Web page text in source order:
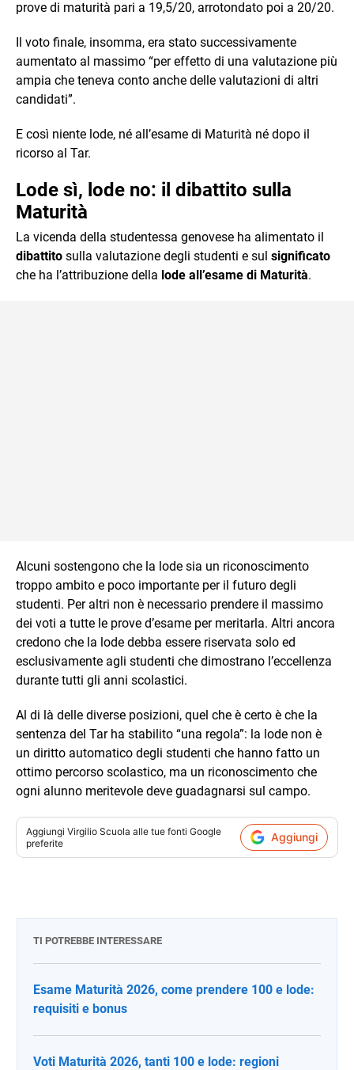
prove di maturità pari a 19,5/20, arrotondato poi a 20/20.
Il voto finale, insomma, era stato successivamente
aumentato al massimo “per effetto di una valutazione più
ampia che teneva conto anche delle valutazioni di altri
candidati”.
E così niente lode, né all’esame di Maturità né dopo il
ricorso al Tar.
Lode sì, lode no: il dibattito sulla
Maturità
La vicenda della studentessa genovese ha alimentato il
dibattito sulla valutazione degli studenti e sul significato
che ha l’attribuzione della lode all’esame di Maturità.
Alcuni sostengono che la lode sia un riconoscimento
troppo ambito e poco importante per il futuro degli
studenti. Per altri non è necessario prendere il massimo
dei voti a tutte le prove d’esame per meritarla. Altri ancora
credono che la lode debba essere riservata solo ed
esclusivamente agli studenti che dimostrano l’eccellenza
durante tutti gli anni scolastici.
Al di là delle diverse posizioni, quel che è certo è che la
sentenza del Tar ha stabilito “una regola”: la lode non è
un diritto automatico degli studenti che hanno fatto un
ottimo percorso scolastico, ma un riconoscimento che
ogni alunno meritevole deve guadagnarsi sul campo.
Aggiungi Virgilio Scuola alle tue fonti Google
preferite
Aggiungi
TI POTREBBE INTERESSARE
Esame Maturità 2026, come prendere 100 e lode:
requisiti e bonus
Voti Maturità 2026, tanti 100 e lode: regioni